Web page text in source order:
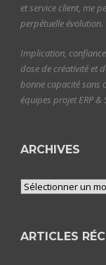
et service client, me
perpétuelle évolution.
Implication,
dose de créativité et
bonne capacité sans
équipes projet ERP &
ARCHIVES
Archives
ARTICLES